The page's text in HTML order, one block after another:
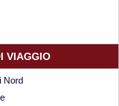
VIAGGIO
Nord